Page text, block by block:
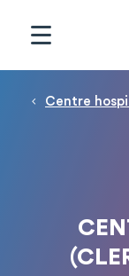
Fil d'Ariane
Centre
Panneau de